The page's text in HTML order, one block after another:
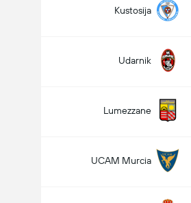
Kustosija
Udarnik
Lumezzane
UCAM Murcia